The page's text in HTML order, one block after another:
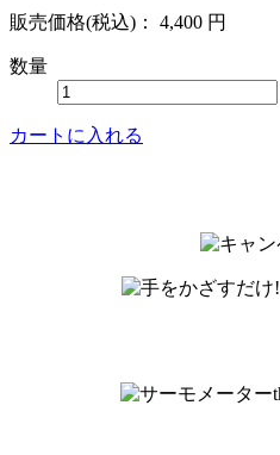
販売価格(税込)： 4,400 円
数量
カートに入れる